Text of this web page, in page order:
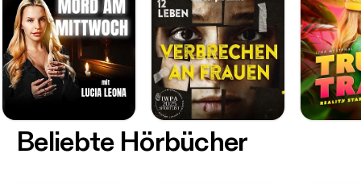
Beliebte Hörbücher